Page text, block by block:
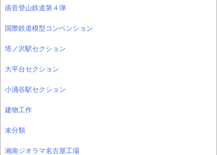
函音登山鉄道第４弾
国際鉄道模型コンベンション
塔ノ沢駅セクション
大平台セクション
小涌谷駅セクション
建物工作
未分類
湘南ジオラマ名古屋工場